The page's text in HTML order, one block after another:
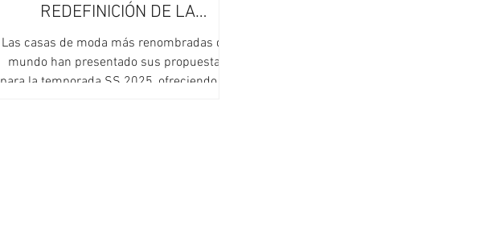
REDEFINICIÓN DE LA
MASCULINIDAD EN LA
PASARELA MILANESA
Las casas de moda más renombradas del
mundo han presentado sus propuestas
para la temporada SS 2025, ofreciendo un